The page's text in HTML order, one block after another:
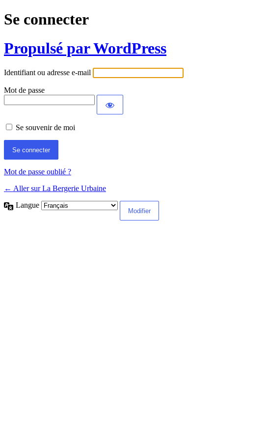
Se connecter
Propulsé par WordPress
Identifiant ou adresse e-mail
Mot de passe
Se souvenir de moi
Mot de passe oublié ?
← Aller sur La Bergerie Urbaine
Langue